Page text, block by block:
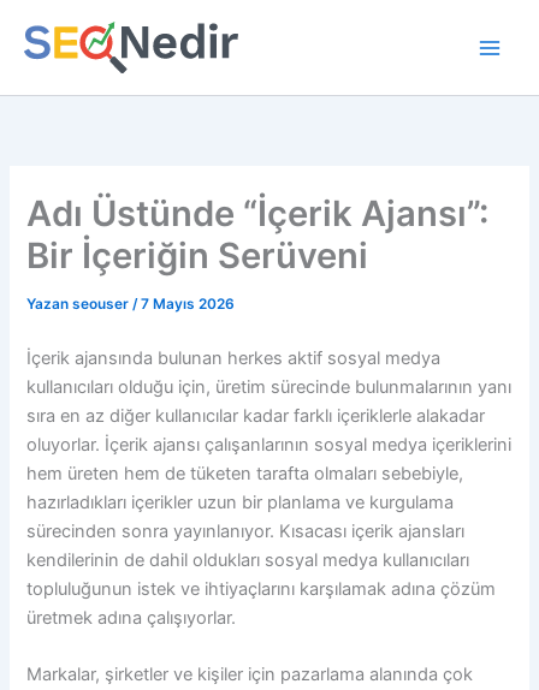
atla
Adı Üstünde “İçerik Ajansı”:
Bir İçeriğin Serüveni
Yazan seouser/7 Mayıs 2026
İçerik ajansında bulunan herkes aktif sosyal medya
kullanıcıları olduğu için, üretim sürecinde bulunmalarının yanı
sıra en az diğer kullanıcılar kadar farklı içeriklerle alakadar
oluyorlar. İçerik ajansı çalışanlarının sosyal medya içeriklerini
hem üreten hem de tüketen tarafta olmaları sebebiyle,
hazırladıkları içerikler uzun bir planlama ve kurgulama
sürecinden sonra yayınlanıyor. Kısacası içerik ajansları
kendilerinin de dahil oldukları sosyal medya kullanıcıları
topluluğunun istek ve ihtiyaçlarını karşılamak adına çözüm
üretmek adına çalışıyorlar.
Markalar, şirketler ve kişiler için pazarlama alanında çok